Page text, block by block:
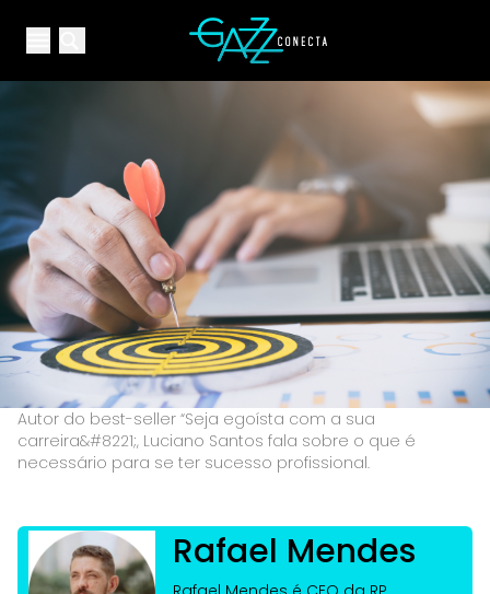
Open main menuYour Company
Autor do best-seller “Seja egoísta com a sua
carreira&#8221;, Luciano Santos fala sobre o que é
necessário para se ter sucesso profissional.
Rafael Mendes